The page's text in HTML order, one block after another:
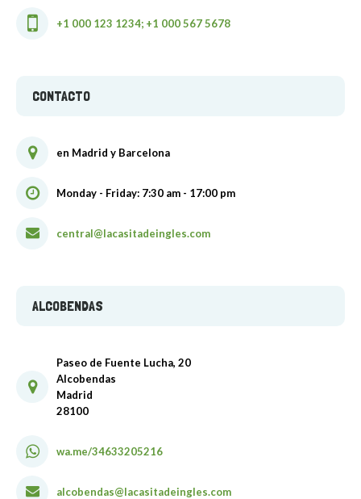
+1 000 123 1234; +1 000 567 5678
CONTACTO
en Madrid y Barcelona
Monday - Friday: 7:30 am - 17:00 pm
central@lacasitadeingles.com
ALCOBENDAS
Paseo de Fuente Lucha, 20
Alcobendas
Madrid
28100
wa.me/34633205216
alcobendas@lacasitadeingles.com